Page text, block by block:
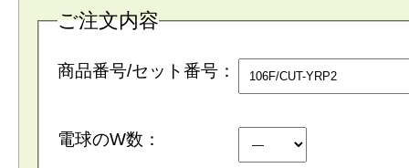
ご注文内容
商品番号/セット番号：
電球のW数：